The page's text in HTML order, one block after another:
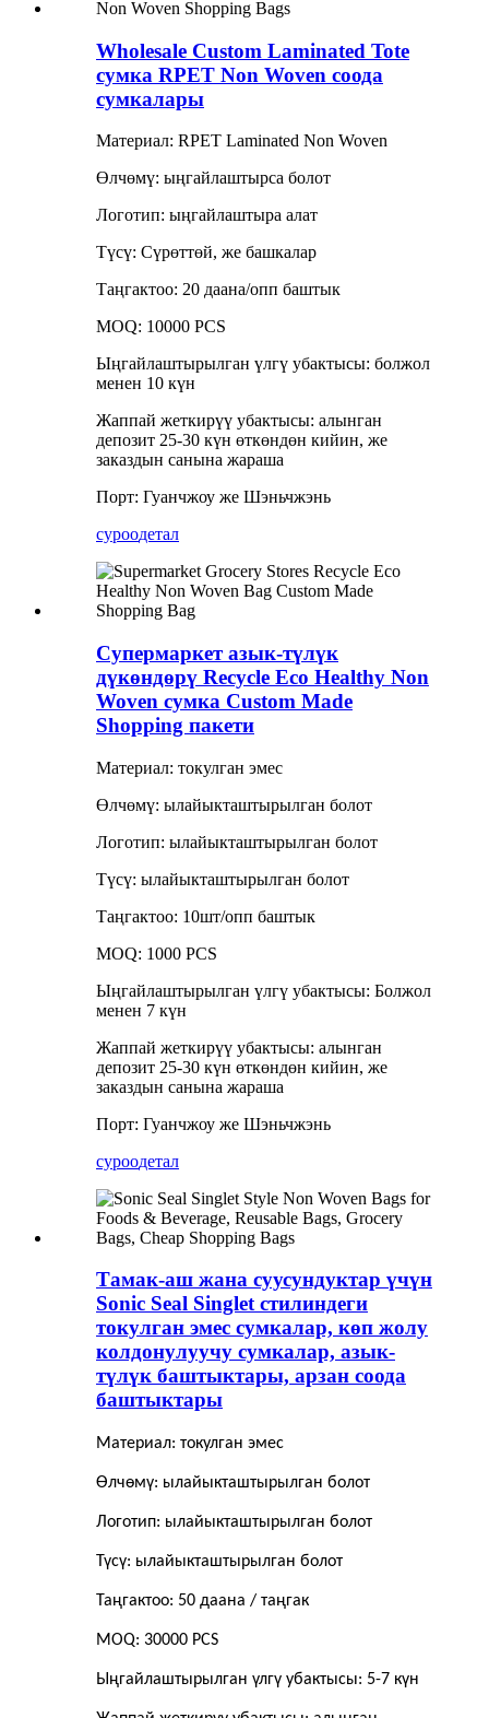
Wholesale Custom Laminated Tote
сумка RPET Non Woven соода
сумкалары
Материал: RPET Laminated Non Woven
Өлчөмү: ыңгайлаштырса болот
Логотип: ыңгайлаштыра алат
Түсү: Сүрөттөй, же башкалар
Таңгактоо: 20 даана/опп баштык
MOQ: 10000 PCS
Ыңгайлаштырылган үлгү убактысы: болжол
менен 10 күн
Жаппай жеткирүү убактысы: алынган
депозит 25-30 күн өткөндөн кийин, же
заказдын санына жараша
Порт: Гуанчжоу же Шэньчжэнь
суроодетал
Супермаркет азык-түлүк
дүкөндөрү Recycle Eco Healthy Non
Woven сумка Custom Made
Shopping пакети
Материал: токулган эмес
Өлчөмү: ылайыкташтырылган болот
Логотип: ылайыкташтырылган болот
Түсү: ылайыкташтырылган болот
Таңгактоо: 10шт/опп баштык
MOQ: 1000 PCS
Ыңгайлаштырылган үлгү убактысы: Болжол
менен 7 күн
Жаппай жеткирүү убактысы: алынган
депозит 25-30 күн өткөндөн кийин, же
заказдын санына жараша
Порт: Гуанчжоу же Шэньчжэнь
суроодетал
Тамак-аш жана суусундуктар үчүн
Sonic Seal Singlet стилиндеги
токулган эмес сумкалар, көп жолу
колдонулуучу сумкалар, азык-
түлүк баштыктары, арзан соода
баштыктары
Материал: токулган эмес
Өлчөмү: ылайыкташтырылган болот
Логотип: ылайыкташтырылган болот
Түсү: ылайыкташтырылган болот
Таңгактоо: 50 даана / таңгак
MOQ: 30000 PCS
Ыңгайлаштырылган үлгү убактысы: 5-7 күн